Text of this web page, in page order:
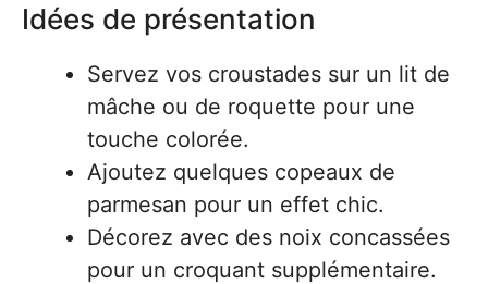
Idées de présentation
Servez vos croustades sur un lit de
mâche ou de roquette pour une
touche colorée.
Ajoutez quelques copeaux de
parmesan pour un effet chic.
Décorez avec des noix concassées
pour un croquant supplémentaire.